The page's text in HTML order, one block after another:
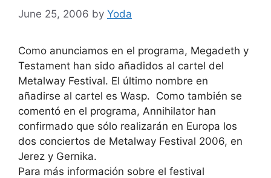
June 25, 2006 by Yoda
Como anunciamos en el programa, Megadeth y
Testament han sido añadidos al cartel del
Metalway Festival. El último nombre en
añadirse al cartel es Wasp. Como también se
comentó en el programa, Annihilator han
confirmado que sólo realizarán en Europa los
dos conciertos de Metalway Festival 2006, en
Jerez y Gernika.
Para más información sobre el festival